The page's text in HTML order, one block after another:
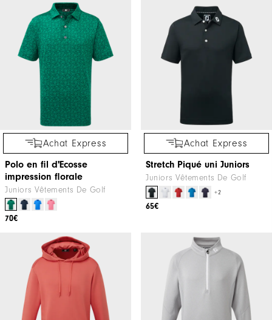
Achat Express
Polo en fil d'Ecosse
impression florale
Juniors Vêtements De Golf
70€
Achat Express
Stretch Piqué uni Juniors
Juniors Vêtements De Golf
+2
65€